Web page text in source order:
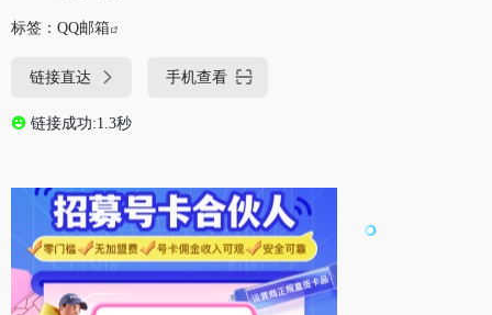
标签： QQ邮箱
链接直达 手机查看
链接成功:1.3秒